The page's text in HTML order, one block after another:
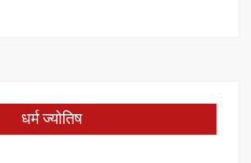
धर्म ज्योतिष